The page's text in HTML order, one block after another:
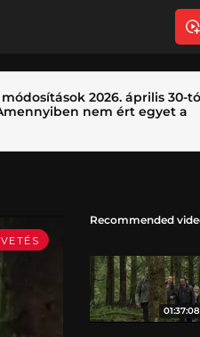
2026. április 30-
nem ért egyet a
Recommended
01:37:08